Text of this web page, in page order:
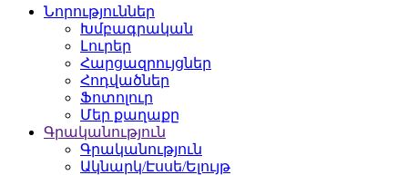
Նորություններ
Խմբագրական
Լուրեր
Հարցազրույցներ
Հոդվածներ
Ֆոտոլուր
Մեր քաղաքը
Գրականություն
Գրականություն
Ակնարկ/Էսսե/Ելույթ